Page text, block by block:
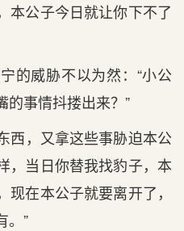
本公子今日就让你下不了
的威胁不以为然：“小公
的事情抖搂出来？”
西，又拿这些事胁迫本公
，当日你替我找豹子，本
在本公子就要离开了，
。”